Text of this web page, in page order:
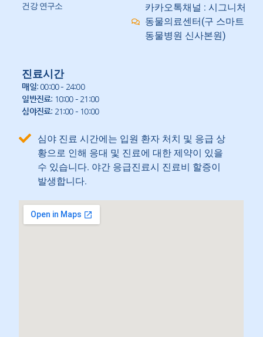
건강 연구소
카카오톡채널 : 시그니처
동물의료센터(구 스마트
동물병원 신사본원)
진료시간
매일: 00:00 – 24:00
일반진료: 10:00 – 21:00
심야진료: 21:00 – 10:00
심야 진료 시간에는 입원 환자 처치 및 응급 상
황으로 인해 응대 및 진료에 대한 제약이 있을
수 있습니다. 야간 응급진료시 진료비 할증이
발생합니다.